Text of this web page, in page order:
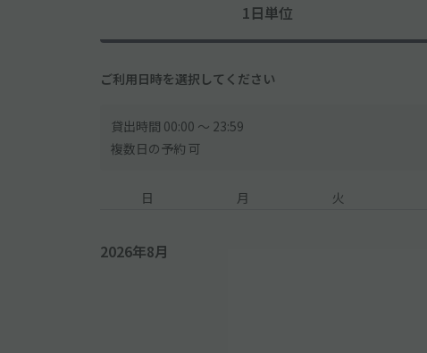
1日単位
ご利用日時を選択してください
貸出時間 00:00 〜 23:59
複数日の予約 可
日 月 火
2026年8月